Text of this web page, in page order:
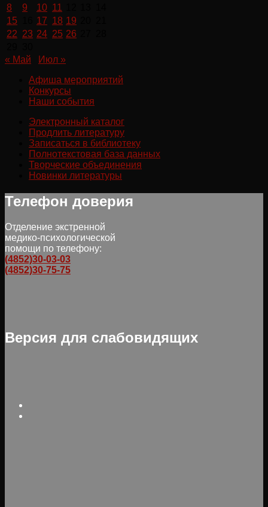
8
9 10 11
15
17 18 19
22 23 24 25 26
« Май
Июл »
Афиша мероприятий
Конкурсы
Наши события
Электронный каталог
Продлить литературу
Записаться в библиотеку
Полнотекстовая база данных
Творческие объединения
Новинки литературы
Телефон доверия
Отделение экстренной
медико-психологической
помощи по телефону:
(4852)30-03-03
(4852)30-75-75
Версия для слабовидящих